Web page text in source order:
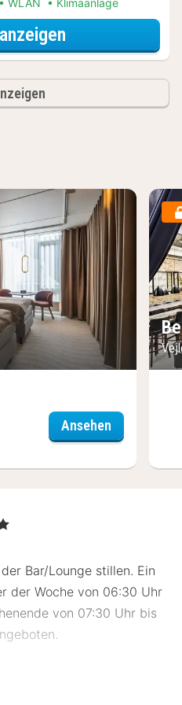
WLAN Klimaanlage
Ansehen
Bar/Lounge stillen. Ein
der Woche von 06:30 Uhr
von 07:30 Uhr bis
Check-in, ein